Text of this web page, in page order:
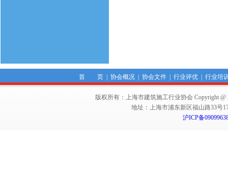
首 页| 协会概况| 协会文件| 行业评优| 行业培
版权所有：上海市建筑施工行业协会 Copyright @
地址：上海市浦东新区福山路33号
沪ICP备